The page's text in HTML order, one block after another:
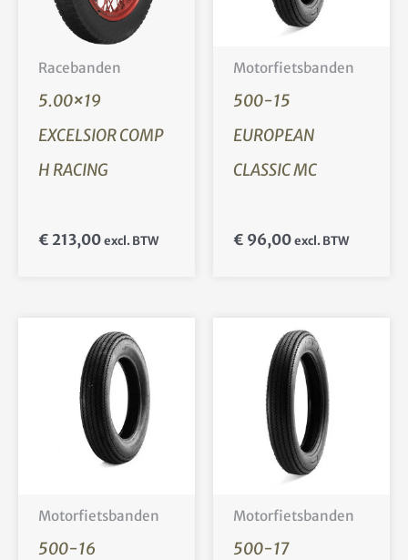
Racebanden
5.00×19
EXCELSIOR COMP
H RACING
€ 213,00 excl. BTW
Motorfietsbanden
500-15
EUROPEAN
CLASSIC MC
€ 96,00 excl. BTW
Motorfietsbanden
500-16
Motorfietsbanden
500-17